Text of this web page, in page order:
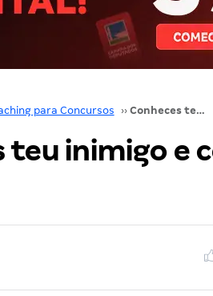
para Concursos ›› Conheces teu inimigo e conhece-te a ti mesmo
teu inimigo e